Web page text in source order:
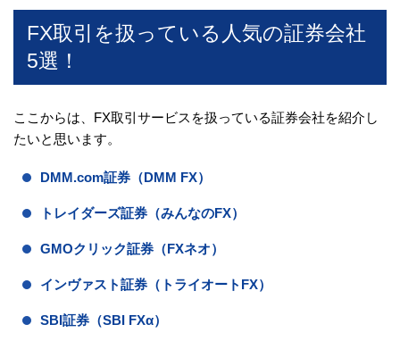
FX取引を扱っている人気の証券会社
5選！
ここからは、FX取引サービスを扱っている証券会社を紹介し
たいと思います。
DMM.com証券（DMM FX）
トレイダーズ証券（みんなのFX）
GMOクリック証券（FXネオ）
インヴァスト証券（トライオートFX）
SBI証券（SBI FXα）